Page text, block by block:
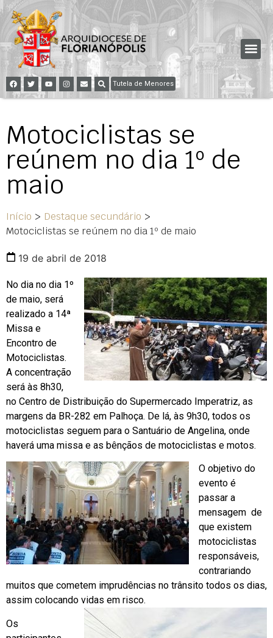
Tutela de Menores
Motociclistas se
reúnem no dia 1º de
maio
Início > Destaque secundário >
Motociclistas se reúnem no dia 1º de maio
19 de abril de 2018
No dia no dia 1º
de maio, será
realizado a 14ª
Missa e
Encontro de
Motociclistas.
A concentração
será às 8h30,
no Centro de Distribuição do Supermercado Imperatriz, as
margens da BR-282 em Palhoça. De lá, às 9h30, todos os
motociclistas seguem para o Santuário de Angelina, onde
haverá uma missa e as bênçãos de motociclistas e motos.
O objetivo do
evento é
passar a
mensagem de
que existem
motociclistas
responsáveis,
contrariando
muitos que cometem imprudências no trânsito todos os dias,
assim colocando vidas em risco.
Os